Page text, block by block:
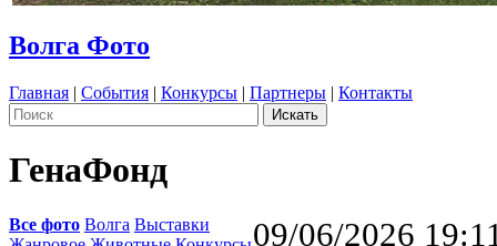
Волга Фото
Главная | События | Конкурсы | Партнеры | Контакты
ГенаФонд
Все фото Волга Выставки
09/06/2026